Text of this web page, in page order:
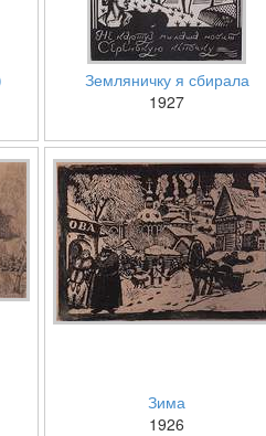
Земляничку я сбирала
1927
Зима
1926